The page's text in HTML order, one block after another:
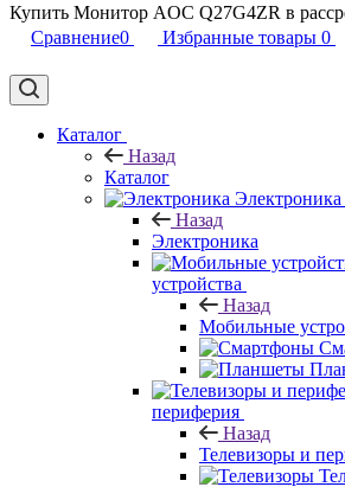
Купить Монитор AOC Q27G4ZR в
Сравнение0 Избранные товары 0
Каталог
Назад
Каталог
Электроника
Назад
Электроника
устройства
Назад
Мобильные
периферия
Назад
Телевизоры и